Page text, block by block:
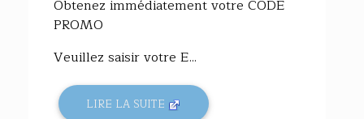
Obtenez immédiatement votre CODE
PROMO
Veuillez saisir votre E...
LIRE LA SUITE